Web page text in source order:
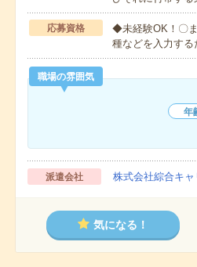
応募資格
◆未経験OK！〇
種などを入力す
職場の雰囲気
年
派遣会社 株式会社綜合キ
気になる！